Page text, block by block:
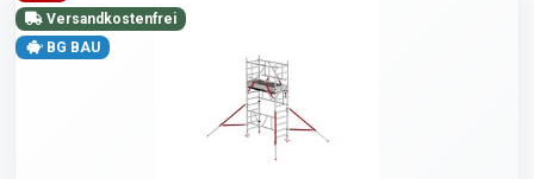
Versandkostenfrei
BG BAU